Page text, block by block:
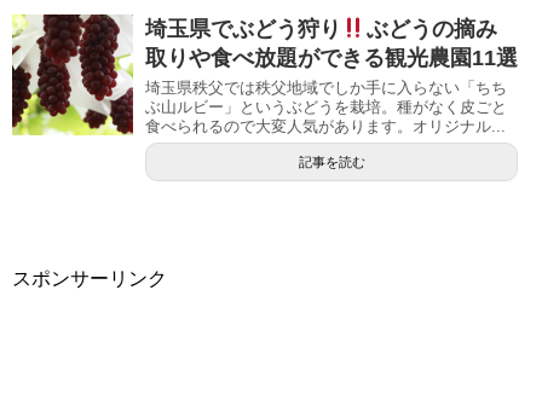
埼玉県でぶどう狩り
ぶどうの摘み
取りや食べ放題ができる観光農園11選
埼玉県秩父では秩父地域でしか手に入らない「ちち
ぶ山ルビー」というぶどうを栽培。種がなく皮ごと
食べられるので大変人気があります。オリジナル...
記事を読む
スポンサーリンク